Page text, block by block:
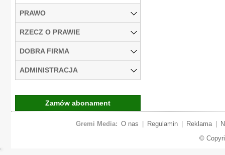
PRAWO
RZECZ O PRAWIE
DOBRA FIRMA
ADMINISTRACJA
Zamów abonament
Gremi Media: O nas Regulamin Reklama
©